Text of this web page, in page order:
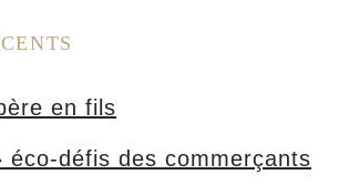
en fils
défis des commerçants